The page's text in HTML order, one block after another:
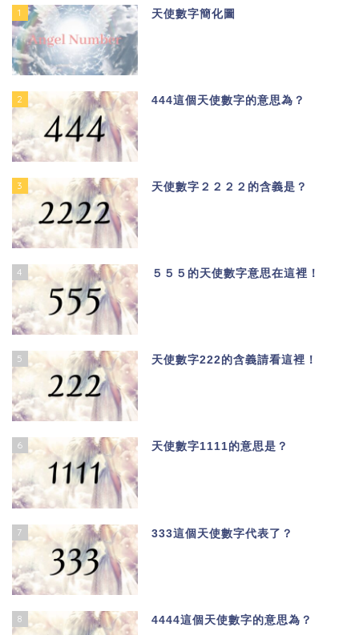
1 天使數字簡化圖
2 444這個天使數字的意思為？
3 天使數字２２２２的含義是？
4 ５５５的天使數字意思在這裡！
5 天使數字222的含義請看這裡！
6 天使數字1111的意思是？
7 333這個天使數字代表了？
8 4444這個天使數字的意思為？